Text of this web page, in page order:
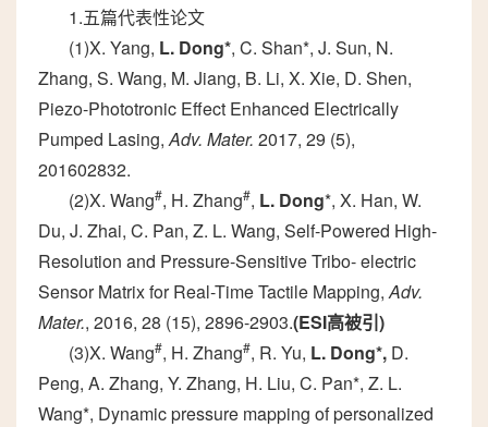
1.五篇代表性论文
(1)X. Yang, L. Dong*, C. Shan*, J. Sun, N.
Zhang, S. Wang, M. Jiang, B. Li, X. Xie, D. Shen,
Piezo-Phototronic Effect Enhanced Electrically
Pumped Lasing,Adv. Mater. 2017, 29 (5),
201602832.
(2)X. Wang#, H. Zhang#, L. Dong*, X. Han, W.
Du, J. Zhai, C. Pan, Z. L. Wang, Self-Powered High-
Resolution and Pressure-Sensitive Tribo- electric
Sensor Matrix for Real-Time Tactile Mapping,Adv.
Mater., 2016, 28 (15), 2896-2903.(ESI高被引)
(3)X. Wang#, H. Zhang#, R. Yu, L. Dong*, D.
Peng, A. Zhang, Y. Zhang, H. Liu, C. Pan*, Z. L.
Wang*, Dynamic pressure mapping of personalized